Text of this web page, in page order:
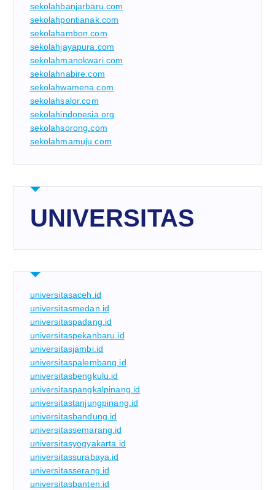
sekolahbanjarbaru.com
sekolahpontianak.com
sekolahambon.com
sekolahjayapura.com
sekolahmanokwari.com
sekolahnabire.com
sekolahwamena.com
sekolahsalor.com
sekolahindonesia.org
sekolahsorong.com
sekolahmamuju.com
UNIVERSITAS
universitasaceh.id
universitasmedan.id
universitaspadang.id
universitaspekanbaru.id
universitasjambi.id
universitaspalembang.id
universitasbengkulu.id
universitaspangkalpinang.id
universitastanjungpinang.id
universitasbandung.id
universitassemarang.id
universitasyogyakarta.id
universitassurabaya.id
universitasserang.id
universitasbanten.id